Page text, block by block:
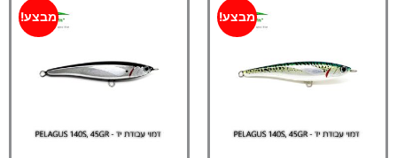
מבצע! מבצע!